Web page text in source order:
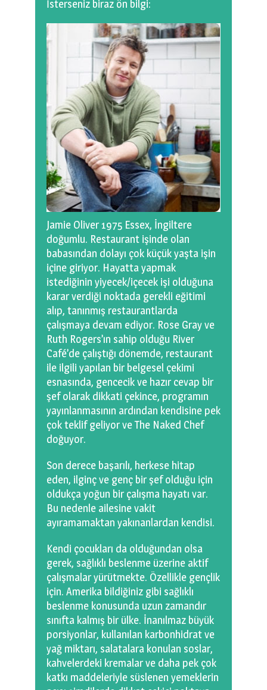
İsterseniz biraz ön bilgi:
Jamie Oliver 1975 Essex, İngiltere
doğumlu. Restaurant işinde olan
babasından dolayı çok küçük yaşta işin
içine giriyor. Hayatta yapmak
istediğinin yiyecek/içecek işi olduğuna
karar verdiği noktada gerekli eğitimi
alıp, tanınmış restaurantlarda
çalışmaya devam ediyor. Rose Gray ve
Ruth Rogers’ın sahip olduğu River
Café’de çalıştığı dönemde, restaurant
ile ilgili yapılan bir belgesel çekimi
esnasında, gencecik ve hazır cevap bir
şef olarak dikkati çekince, programın
yayınlanmasının ardından kendisine pek
çok teklif geliyor ve The Naked Chef
doğuyor.
Son derece başarılı, herkese hitap
eden, ilginç ve genç bir şef olduğu için
oldukça yoğun bir çalışma hayatı var.
Bu nedenle ailesine vakit
ayıramamaktan yakınanlardan kendisi.
Kendi çocukları da olduğundan olsa
gerek, sağlıklı beslenme üzerine aktif
çalışmalar yürütmekte. Özellikle gençlik
için. Amerika bildiğiniz gibi sağlıklı
beslenme konusunda uzun zamandır
sınıfta kalmış bir ülke. İnanılmaz büyük
porsiyonlar, kullanılan karbonhidrat ve
yağ miktarı, salatalara konulan soslar,
kahvelerdeki kremalar ve daha pek çok
katkı maddeleriyle süslenen yemeklerin